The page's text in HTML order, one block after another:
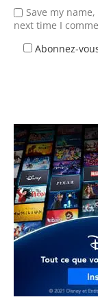
Save my
next time I
Abonnez-